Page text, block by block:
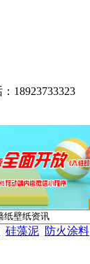
18923733323
硅藻泥 防火涂料